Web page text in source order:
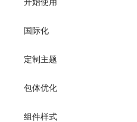
国际化
定制主题
包体优化
组件样式